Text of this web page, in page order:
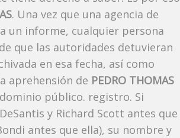
. Una vez que una agencia de
un informe, cualquier persona
que las autoridades detuvieran
en esa fecha, así como
aprehensión de PEDRO THOMAS
público. registro. Si
y Richard Scott antes que
antes que ella), su nombre y